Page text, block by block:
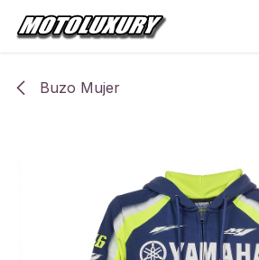
Ir al contenido
Buzo Mujer